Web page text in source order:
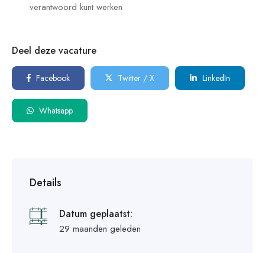
verantwoord kunt werken
Deel deze vacature
Facebook Twitter / X LinkedIn
Whatsapp
Details
Datum geplaatst:
29 maanden geleden